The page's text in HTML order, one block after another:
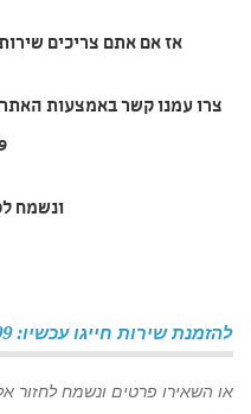
אז אם אתם צריכים
ונשמח
להזמנת שירות חייגו עכשיו: 055-925-0899
או השאירו פרטים ונשמח לחזור